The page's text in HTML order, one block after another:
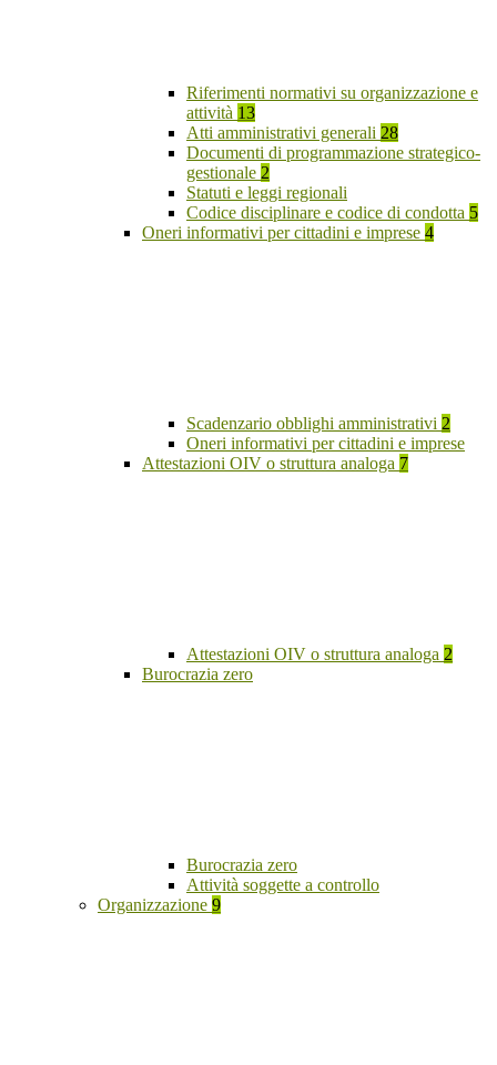
Riferimenti normativi su organizzazione e
attività 13
Atti amministrativi generali 28
Documenti di programmazione strategico-
gestionale 2
Statuti e leggi regionali
Codice disciplinare e codice di condotta 5
Oneri informativi per cittadini e imprese 4
Scadenzario obblighi amministrativi 2
Oneri informativi per cittadini e imprese
Attestazioni OIV o struttura analoga 7
Attestazioni OIV o struttura analoga 2
Burocrazia zero
Burocrazia zero
Attività soggette a controllo
Organizzazione 9